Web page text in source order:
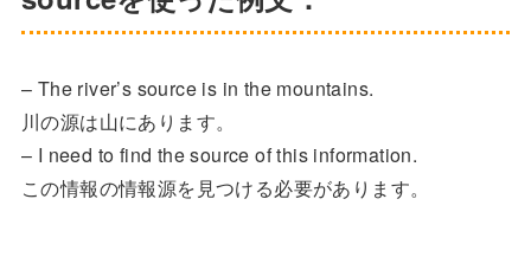
– The river’s source is in the mountains.
川の源は山にあります。
– I need to find the source of this information.
この情報の情報源を見つける必要があります。